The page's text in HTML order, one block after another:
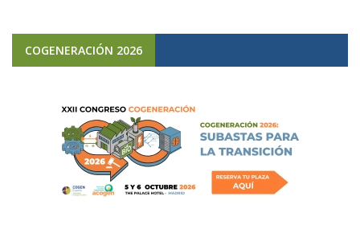
COGENERACIÓN 2026